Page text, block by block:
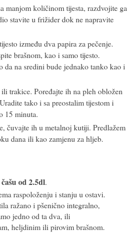
manjom količinom tijesta, razdvojite ga
stavite u frižider dok ne napravite
između dva papira za pečenje.
brašnom, kao i samo tijesto.
da na sredini bude jednako tanko kao i
trakice. Poređajte ih na pleh obložen
tako i sa preostalim tijestom i
15 minuta.
čuvajte ih u metalnoj kutiji. Predlažem
dana ili kao zamjenu za hljeb.
čašu od 2.5dl.
raspoloženju i stanju u ostavi.
ražano i pšenično integralno,
jedno od ta dva, ili
heljdinim ili pirovim brašnom.